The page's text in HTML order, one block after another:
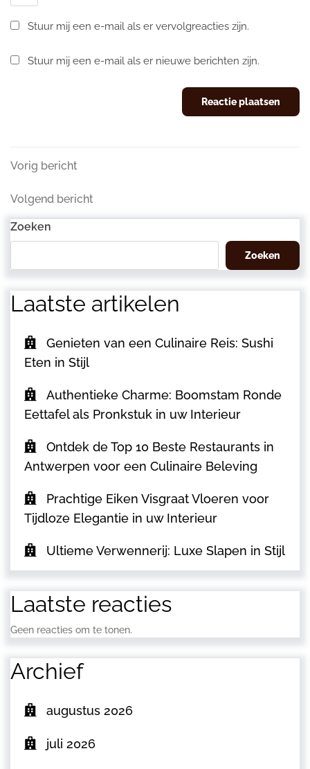
Stuur mij een e-mail als er vervolgreacties zijn.
Stuur mij een e-mail als er nieuwe berichten zijn.
Berichtnavigatie
Vorig
Vorig bericht
Volgend
Volgend bericht
Zoeken
Zoeken
Laatste artikelen
Genieten van een Culinaire Reis: Sushi
Eten in Stijl
Authentieke Charme: Boomstam Ronde
Eettafel als Pronkstuk in uw Interieur
Ontdek de Top 10 Beste Restaurants in
Antwerpen voor een Culinaire Beleving
Prachtige Eiken Visgraat Vloeren voor
Tijdloze Elegantie in uw Interieur
Ultieme Verwennerij: Luxe Slapen in Stijl
Laatste reacties
Geen reacties om te tonen.
Archief
augustus 2026
juli 2026